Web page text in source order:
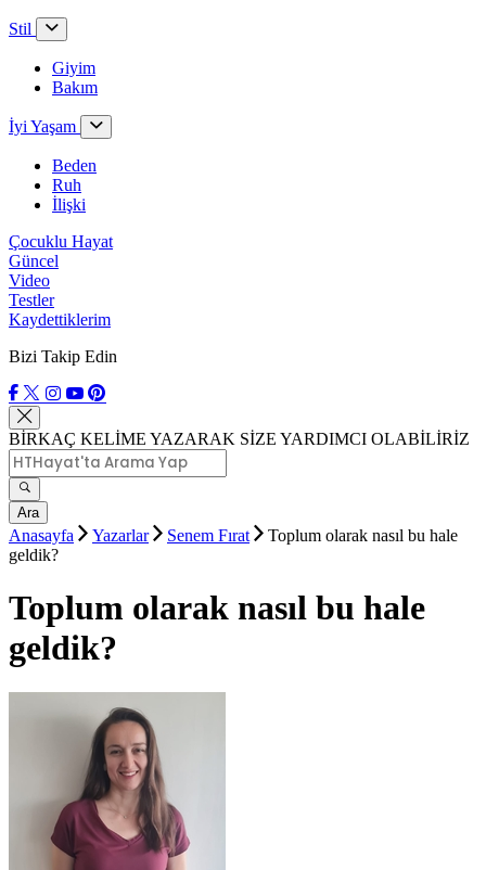
Stil
Giyim
Bakım
İyi Yaşam
Beden
Ruh
İlişki
Çocuklu Hayat
Güncel
Video
Testler
Kaydettiklerim
Bizi Takip Edin
BİRKAÇ KELİME YAZARAK SİZE YARDIMCI OLABİLİRİZ
Ara
Anasayfa Yazarlar Senem Fırat
Toplum olarak nasıl bu hale
geldik?
Toplum olarak nasıl bu hale
geldik?